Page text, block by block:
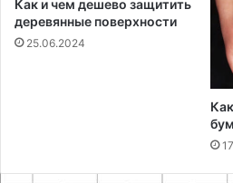
Как и чем дешево защитить
деревянные поверхности
25.06.2024